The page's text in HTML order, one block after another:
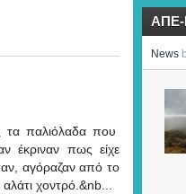
τα παλιόλαδα που
έκριναν πως είχε
αγόραζαν από το
χοντρό.&nb...